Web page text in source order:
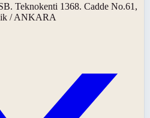
Teknokenti 1368. Cadde No.61,
/ ANKARA